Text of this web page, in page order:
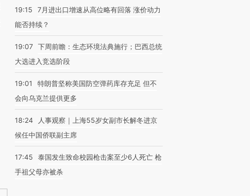
19:15
7月进出口增速从高位略有回落 涨价动力
能否持续？
19:07 下周前瞻：生态环境法典施行；巴西总统
大选进入竞选阶段
19:01
特朗普坚称美国防空弹药库存充足 但不
会向乌克兰提供更多
18:24
人事观察｜上海55岁女副市长解冬进京
候任中国侨联副主席
17:45
泰国发生致命校园枪击案至少6人死亡 枪
手祖父母亦被杀